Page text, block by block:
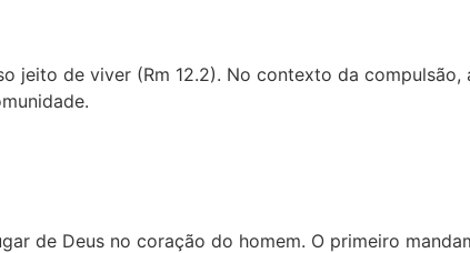
jeito de viver (Rm 12.2). No contexto da compulsão,
de Deus no coração do homem. O primeiro